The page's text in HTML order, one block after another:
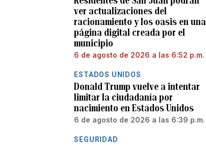
ver actualizaciones del
racionamiento y los oasis en una
página digital creada por el
municipio
6 de agosto de 2026 a las 6:52 p.m.
ESTADOS UNIDOS
Donald Trump vuelve a intentar
limitar la ciudadanía por
nacimiento en Estados Unidos
6 de agosto de 2026 a las 6:39 p.m.
SEGURIDAD